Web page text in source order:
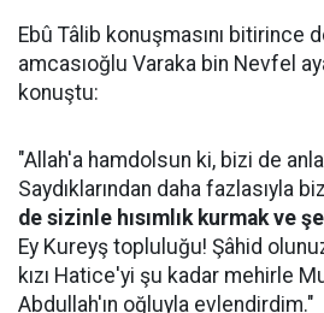
Ebû Tâlib konuşmasını bitirince
amcasıoğlu Varaka bin Nevfel
konuştu:
"Allah'a hamdolsun ki, bizi de
Saydıklarından daha fazlasıyla
de sizinle hısımlık kurmak ve
Ey Kureyş topluluğu! Şâhid
kızı Hatice'yi şu kadar mehirle
Abdullah'ın oğluyla evlendirdim."